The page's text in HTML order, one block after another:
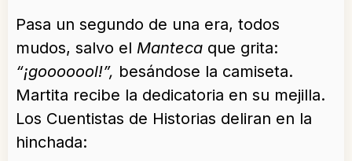
Pasa un segundo de una era, todos
mudos, salvo el Manteca que grita:
“¡gooooool!”, besándose la camiseta.
Martita recibe la dedicatoria en su mejilla.
Los Cuentistas de Historias deliran en la
hinchada: